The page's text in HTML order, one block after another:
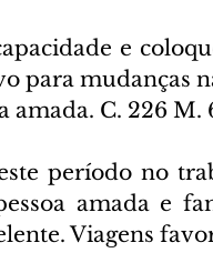
e
para mudanças
amada. C. 226 M.
período no
amada e
Viagens